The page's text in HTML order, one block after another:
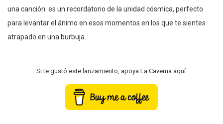
una canción: es un recordatorio de la unidad cósmica, perfecto
para levantar el ánimo en esos momentos en los que te sientes
atrapado en una burbuja.
Si te gustó este lanzamiento, apoya La Caverna aquí: